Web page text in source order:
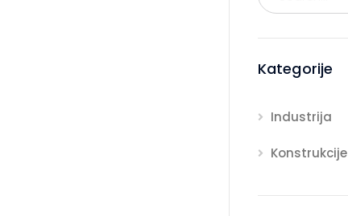
Kategorije
Industrija
Konstrukcije